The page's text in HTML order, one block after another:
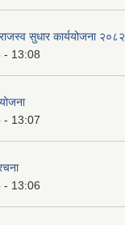
सुधार कार्ययोजना २०८२
- 13:08
- 13:07
- 13:06